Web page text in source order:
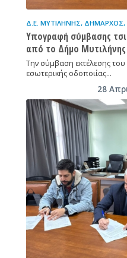
Δ.Ε. ΜΥΤΙΛΉΝΗΣ, ΔΉΜΑΡΧΟΣ,
Υπογραφή σύμβασης
από το Δήμο Μυτιλήνης
Την σύμβαση εκτέλεσης
εσωτερικής οδοποιίας…
28